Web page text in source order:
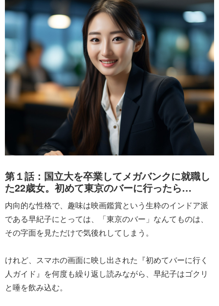
第１話：国立大を卒業してメガバンクに就職し
た22歳女。初めて東京のバーに行ったら…
内向的な性格で、趣味は映画鑑賞という生粋のインドア派
である早紀子にとっては、「東京のバー」なんてものは、
その字面を見ただけで気後れしてしまう。
けれど、スマホの画面に映し出された『初めてバーに行く
人ガイド』を何度も繰り返し読みながら、早紀子はゴクリ
と唾を飲み込む。